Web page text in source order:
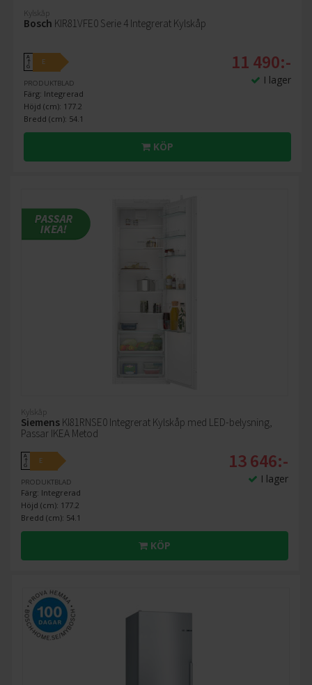
Kylskåp
Bosch KIR81VFE0 Serie 4 Integrerat Kylskåp
A
↑
G
E
PRODUKTBLAD
Färg: Integrerad
Höjd (cm): 177.2
Bredd (cm): 54.1
11 490:-
I lager
KÖP
Kylskåp
Siemens KI81RNSE0 Integrerat Kylskåp med LED-belysning,
Passar IKEA Metod
A
↑
G
E
PRODUKTBLAD
Färg: Integrerad
Höjd (cm): 177.2
Bredd (cm): 54.1
13 646:-
I lager
KÖP